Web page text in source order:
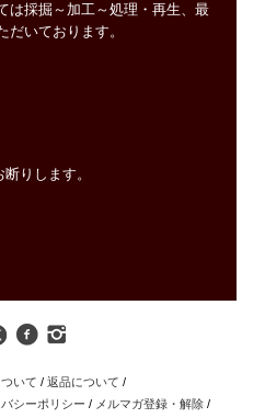
は採掘～加工～処理・再生、最
だいております。
りします。
いて / 返品について /
シーポリシー / メルマガ登録・解除 /